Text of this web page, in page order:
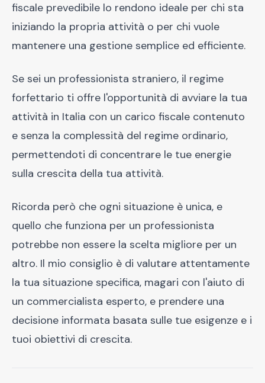
fiscale prevedibile lo rendono ideale per chi sta
iniziando la propria attività o per chi vuole
mantenere una gestione semplice ed efficiente.
Se sei un professionista straniero, il regime
forfettario ti offre l'opportunità di avviare la tua
attività in Italia con un carico fiscale contenuto
e senza la complessità del regime ordinario,
permettendoti di concentrare le tue energie
sulla crescita della tua attività.
Ricorda però che ogni situazione è unica, e
quello che funziona per un professionista
potrebbe non essere la scelta migliore per un
altro. Il mio consiglio è di valutare attentamente
la tua situazione specifica, magari con l'aiuto di
un commercialista esperto, e prendere una
decisione informata basata sulle tue esigenze e i
tuoi obiettivi di crescita.